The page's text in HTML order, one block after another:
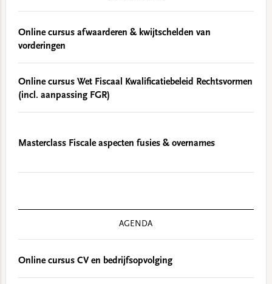
Online cursus afwaarderen & kwijtschelden van
vorderingen
Online cursus Wet Fiscaal Kwalificatiebeleid Rechtsvormen
(incl. aanpassing FGR)
Masterclass Fiscale aspecten fusies & overnames
AGENDA
Online cursus CV en bedrijfsopvolging